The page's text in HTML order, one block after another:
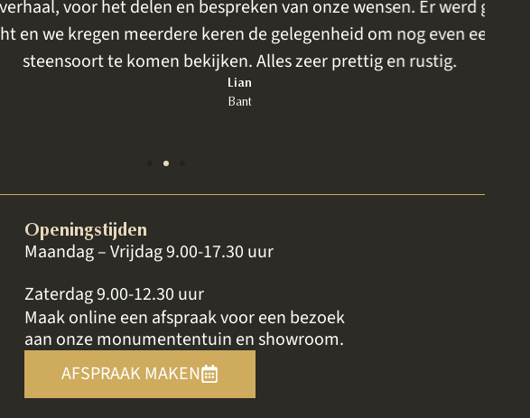
het delen en bespreken van onze wensen. Er werd goed
meerdere keren de gelegenheid om nog even een kleur of
te komen bekijken. Alles zeer prettig en rustig.
Openingstijden
Maandag – Vrijdag 9.00-17.30 uur
Zaterdag 9.00-12.30 uur
Maak online een afspraak voor een bezoek
aan onze monumententuin en showroom.
AFSPRAAK MAKEN